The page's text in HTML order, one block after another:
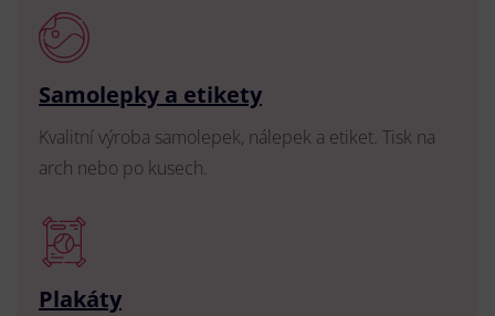
Samolepky a etikety
Kvalitní výroba samolepek, nálepek a etiket. Tisk na
arch nebo po kusech.
Plakáty